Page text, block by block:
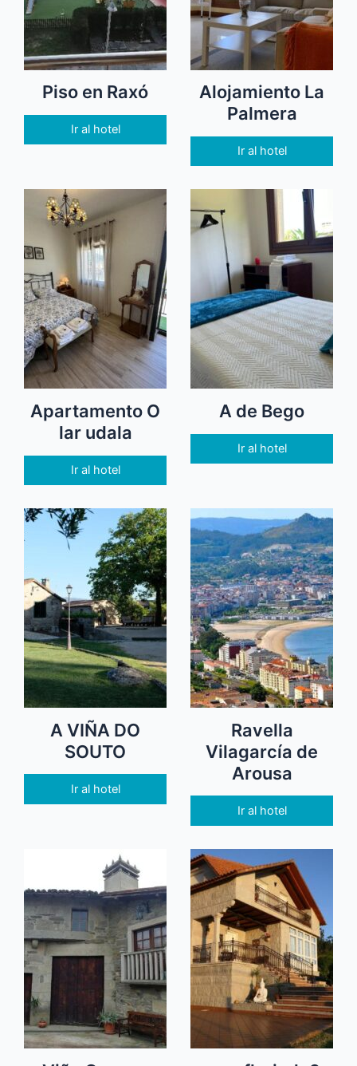
Piso en Raxó
Ir al hotel
Alojamiento La
Palmera
Ir al hotel
Apartamento O
lar udala
Ir al hotel
A de Bego
Ir al hotel
A VIÑA DO
SOUTO
Ir al hotel
Ravella
Vilagarcía de
Arousa
Ir al hotel